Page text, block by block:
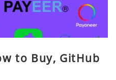
to Buy, GitHub